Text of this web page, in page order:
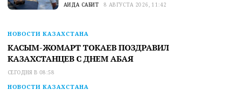
АИДА САБИТ 8 АВГУСТА 2026, 11:42
НОВОСТИ КАЗАХСТАНА
КАСЫМ-ЖОМАРТ ТОКАЕВ ПОЗДРАВИЛ
КАЗАХСТАНЦЕВ С ДНЕМ АБАЯ
СЕГОДНЯ В 08:58
НОВОСТИ КАЗАХСТАНА